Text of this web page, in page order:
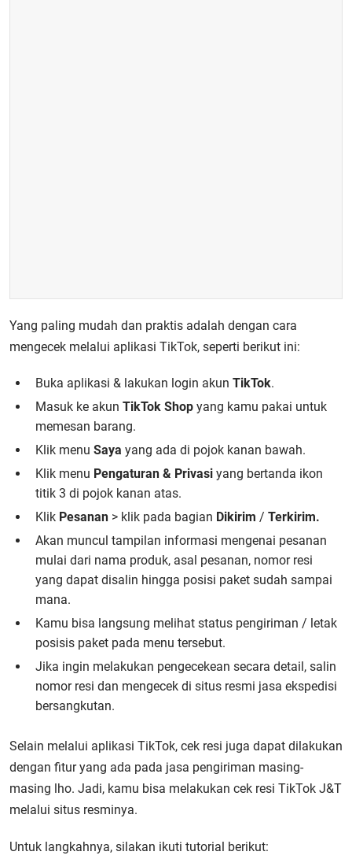
Yang paling mudah dan praktis adalah dengan cara
mengecek melalui aplikasi TikTok, seperti berikut ini:
Buka aplikasi & lakukan login akun TikTok.
Masuk ke akun TikTok Shop yang kamu pakai untuk
memesan barang.
Klik menu Saya yang ada di pojok kanan bawah.
Klik menu Pengaturan & Privasi yang bertanda ikon
titik 3 di pojok kanan atas.
Klik Pesanan > klik pada bagian Dikirim / Terkirim.
Akan muncul tampilan informasi mengenai pesanan
mulai dari nama produk, asal pesanan, nomor resi
yang dapat disalin hingga posisi paket sudah sampai
mana.
Kamu bisa langsung melihat status pengiriman / letak
posisis paket pada menu tersebut.
Jika ingin melakukan pengecekean secara detail, salin
nomor resi dan mengecek di situs resmi jasa ekspedisi
bersangkutan.
Selain melalui aplikasi TikTok, cek resi juga dapat dilakukan
dengan fitur yang ada pada jasa pengiriman masing-
masing lho. Jadi, kamu bisa melakukan cek resi TikTok J&T
melalui situs resminya.
Untuk langkahnya, silakan ikuti tutorial berikut: